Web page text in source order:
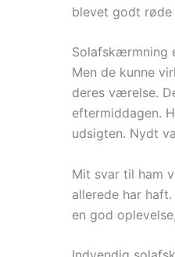
blevet godt røde
Solafskærmning
Men de kunne
deres værelse.
eftermiddagen.
udsigten. Nydt
Mit svar til ham
allerede har
en god